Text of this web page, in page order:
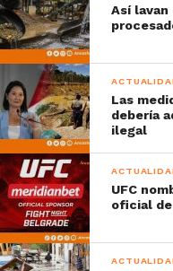
Así
Las
debería
ilegal
UFC
oficial